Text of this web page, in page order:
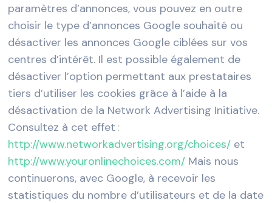
paramètres d’annonces, vous pouvez en outre
choisir le type d’annonces Google souhaité ou
désactiver les annonces Google ciblées sur vos
centres d’intérêt. Il est possible également de
désactiver l’option permettant aux prestataires
tiers d’utiliser les cookies grâce à l’aide à la
désactivation de la Network Advertising Initiative.
Consultez à cet effet :
http://www.networkadvertising.org/choices/ et
http://www.youronlinechoices.com/ Mais nous
continuerons, avec Google, à recevoir les
statistiques du nombre d’utilisateurs et de la date